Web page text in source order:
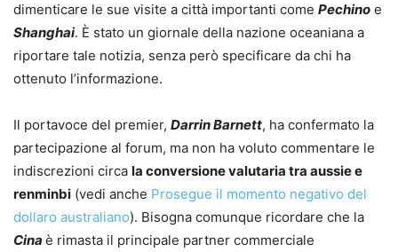
dimenticare le sue visite a città importanti come Pechino e
Shanghai. È stato un giornale della nazione oceaniana a
riportare tale notizia, senza però specificare da chi ha
ottenuto l’informazione.
Il portavoce del premier, Darrin Barnett, ha confermato la
partecipazione al forum, ma non ha voluto commentare le
indiscrezioni circa la conversione valutaria tra aussie e
renminbi (vedi anche Prosegue il momento negativo del
dollaro australiano). Bisogna comunque ricordare che la
Cina è rimasta il principale partner commerciale